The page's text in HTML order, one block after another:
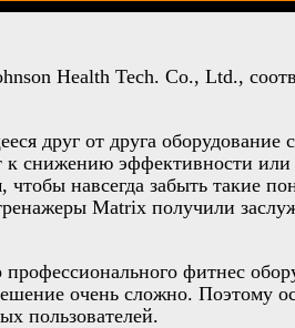
Health Tech. Co., Ltd.,
друг от друга оборудование
к снижению эффективности или
навсегда забыть такие
Matrix получили
фитнес
очень сложно. Поэтому
пользователей.